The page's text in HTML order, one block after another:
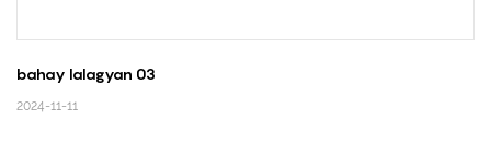
bahay lalagyan 03
2024-11-11